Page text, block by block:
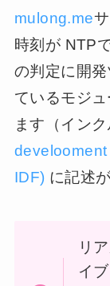
mulong.me
時刻が NTP
の判定に開
ているモジュ
ます（イン
IDF) に記述
リ
イ